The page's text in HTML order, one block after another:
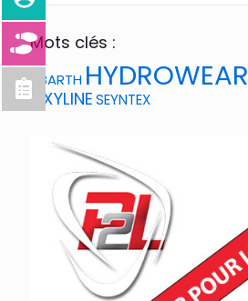
Mots clés :
ABARTH HYDROWEAR
OXYLINESEYNTEX